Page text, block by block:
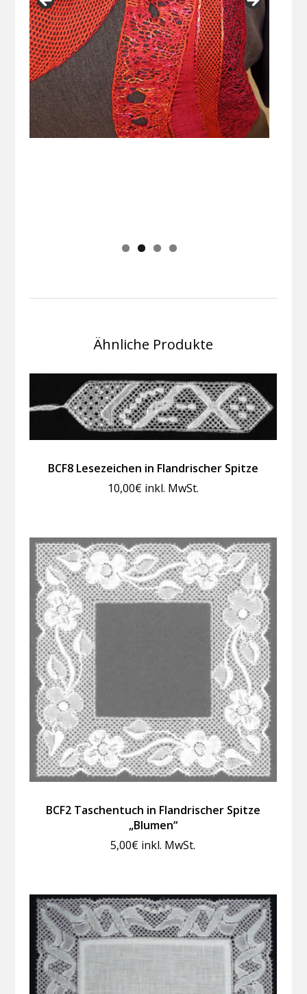
Ähnliche Produkte
BCF8 Lesezeichen in Flandrischer Spitze
10,00€ inkl. MwSt.
BCF2 Taschentuch in Flandrischer Spitze
„Blumen“
5,00€ inkl. MwSt.